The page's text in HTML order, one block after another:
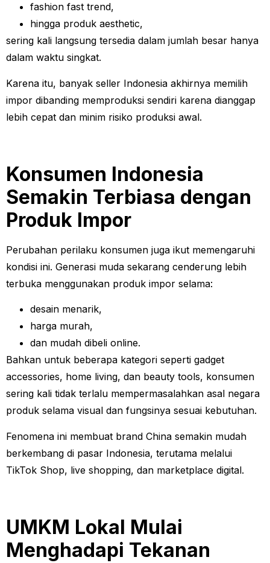
fashion fast trend,
hingga produk aesthetic,
sering kali langsung tersedia dalam jumlah besar hanya
dalam waktu singkat.
Karena itu, banyak seller Indonesia akhirnya memilih
impor dibanding memproduksi sendiri karena dianggap
lebih cepat dan minim risiko produksi awal.
Konsumen Indonesia
Semakin Terbiasa dengan
Produk Impor
Perubahan perilaku konsumen juga ikut memengaruhi
kondisi ini. Generasi muda sekarang cenderung lebih
terbuka menggunakan produk impor selama:
desain menarik,
harga murah,
dan mudah dibeli online.
Bahkan untuk beberapa kategori seperti gadget
accessories, home living, dan beauty tools, konsumen
sering kali tidak terlalu mempermasalahkan asal negara
produk selama visual dan fungsinya sesuai kebutuhan.
Fenomena ini membuat brand China semakin mudah
berkembang di pasar Indonesia, terutama melalui
TikTok Shop, live shopping, dan marketplace digital.
UMKM Lokal Mulai
Menghadapi Tekanan